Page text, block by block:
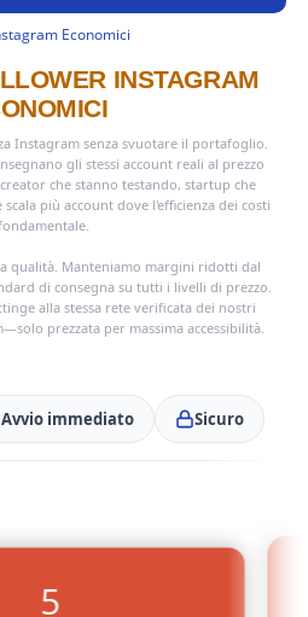
Economici
INSTAGRAM
Instagram senza svuotare il portafoglio.
gli stessi account reali al prezzo
che stanno testando, startup che
più account dove l'efficienza dei costi
qualità. Manteniamo margini ridotti dal
di consegna su tutti i livelli di prezzo.
alla stessa rete verificata dei nostri
prezzata per massima accessibilità.
Avvio immediato Sicuro
5